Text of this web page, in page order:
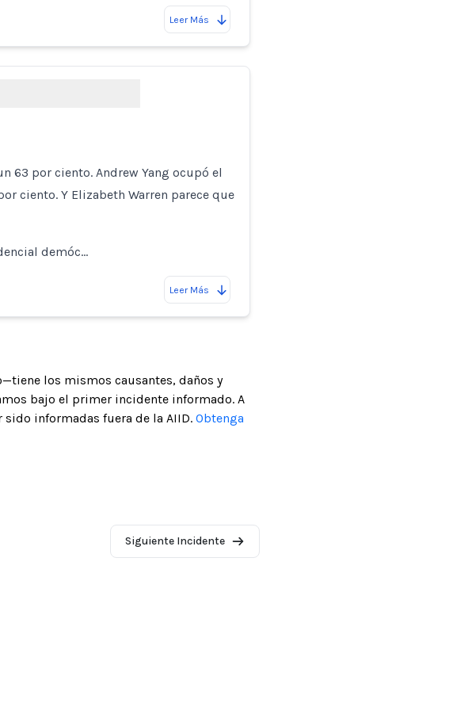
Leer Más
63 por ciento. Andrew Yang ocupó el
ciento. Y Elizabeth Warren parece que
demóc…
Leer Más
los mismos causantes, daños y
bajo el primer incidente informado. A
informadas fuera de la AIID. Obtenga
Siguiente Incidente